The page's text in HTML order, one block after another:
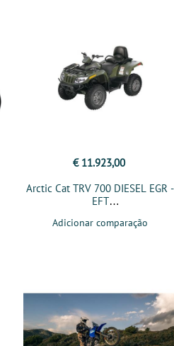
€ 11.923,00
Arctic Cat TRV 700 DIESEL EGR -
EFT
Adicionar comparação